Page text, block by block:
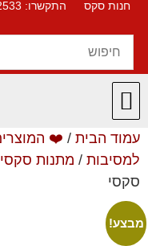
חנות סקס התקשרו: 077-3002533
עמוד הבית /
❤️
למסיבות / מתנות
סקסי
מבצע!